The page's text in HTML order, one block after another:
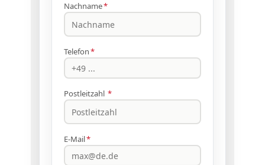
Nachname*
Telefon*
Postleitzahl *
E-Mail*